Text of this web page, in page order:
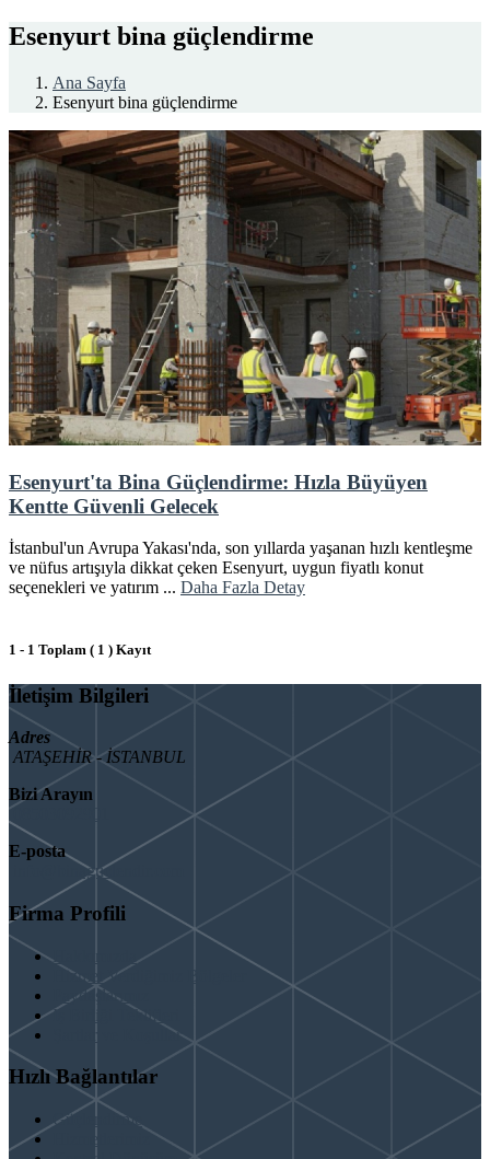
Esenyurt bina güçlendirme
Ana Sayfa
Esenyurt bina güçlendirme
Esenyurt'ta Bina Güçlendirme: Hızla Büyüyen
Kentte Güvenli Gelecek
İstanbul'un Avrupa Yakası'nda, son yıllarda yaşanan hızlı kentleşme
ve nüfus artışıyla dikkat çeken Esenyurt, uygun fiyatlı konut
seçenekleri ve yatırım ... Daha Fazla Detay
1 - 1 Toplam ( 1 ) Kayıt
İletişim Bilgileri
Adres
ATAŞEHİR - İSTANBUL
Bizi Arayın
E-posta
info@binaguclendir.com
Firma Profili
Hakkımızda
Hizmet Verdiğimiz Bölgeler
Paydaşlarımız
İş Birliği Teklifleri
Şartlar ve Koşullar
Hızlı Bağlantılar
Güçlendirme
Hizmetlerimiz